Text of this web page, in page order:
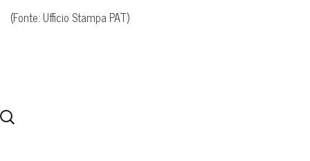
(Fonte: Ufficio Stampa PAT)